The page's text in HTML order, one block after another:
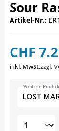
Sour
Artikel-Nr.:
CHF
inkl. MwSt.zzgl.
Weitere